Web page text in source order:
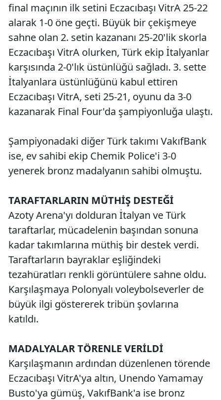
final maçının ilk setini Eczacıbaşı VitrA 25-22
alarak 1-0 öne geçti. Büyük bir çekişmeye
sahne olan 2. setin kazananı 25-20'lik skorla
Eczacıbaşı VitrA olurken, Türk ekip İtalyanlar
karşısında 2-0'lık üstünlüğü sağladı. 3. sette
İtalyanlara üstünlüğünü kabul ettiren
Eczacıbaşı VitrA, seti 25-21, oyunu da 3-0
kazanarak Final Four'da şampiyonluğa ulaştı.
Şampiyonadaki diğer Türk takımı VakıfBank
ise, ev sahibi ekip Chemik Police'i 3-0
yenerek bronz madalyanın sahibi olmuştu.
TARAFTARLARIN MÜTHİŞ DESTEĞİ
Azoty Arena'yı dolduran İtalyan ve Türk
taraftarlar, mücadelenin başından sonuna
kadar takımlarına müthiş bir destek verdi.
Taraftarların bayraklar eşliğindeki
tezahüratları renkli görüntülere sahne oldu.
Karşılaşmaya Polonyalı voleybolseverler de
büyük ilgi göstererek tribün şovlarına
katıldı.
MADALYALAR TÖRENLE VERİLDİ
Karşılaşmanın ardından düzenlenen törende
Eczacıbaşı VitrA'ya altın, Unendo Yamamay
Busto'ya gümüş, VakıfBank'a ise bronz